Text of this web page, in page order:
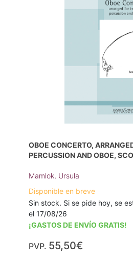
OBOE CONCERTO,
PERCUSSION AND OBOE,
Mamlok, Ursula
Disponible en breve
Sin stock. Si se pide hoy, se
el 17/08/26
¡GASTOS DE ENVÍO GRATIS!
PVP. 55,50€